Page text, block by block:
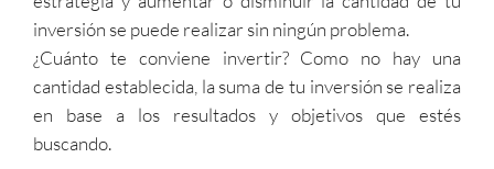
inversión se puede realizar sin ningún problema.
¿Cuánto te conviene invertir? Como no hay una
cantidad establecida, la suma de tu inversión se realiza
en base a los resultados y objetivos que estés
buscando.